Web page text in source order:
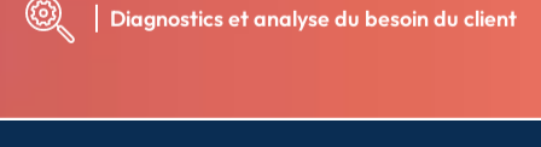
Diagnostics et analyse du besoin du client